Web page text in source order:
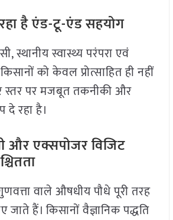
रहा है एंड-टू-एंड सहयोग
स्थानीय स्वास्थ्य परंपरा एवं
को केवल प्रोत्साहित ही नहीं
स्तर पर मजबूत तकनीकी और
दे रहा है।
और एक्सपोजर विजिट
वाले औषधीय पौधे पूरी तरह
हैं। किसानों वैज्ञानिक पद्धति